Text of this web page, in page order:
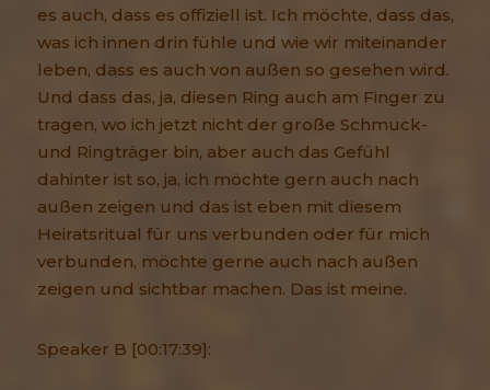
es auch, dass es offiziell ist. Ich möchte, dass das,
was ich innen drin fühle und wie wir miteinander
leben, dass es auch von außen so gesehen wird.
Und dass das, ja, diesen Ring auch am Finger zu
tragen, wo ich jetzt nicht der große Schmuck-
und Ringträger bin, aber auch das Gefühl
dahinter ist so, ja, ich möchte gern auch nach
außen zeigen und das ist eben mit diesem
Heiratsritual für uns verbunden oder für mich
verbunden, möchte gerne auch nach außen
zeigen und sichtbar machen. Das ist meine.
Speaker B [00:17:39]: